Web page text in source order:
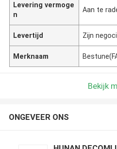
Levering vermoge
n
Aan te
Levertijd Zijn
Merknaam
Bekijk
ONGEVEER ONS